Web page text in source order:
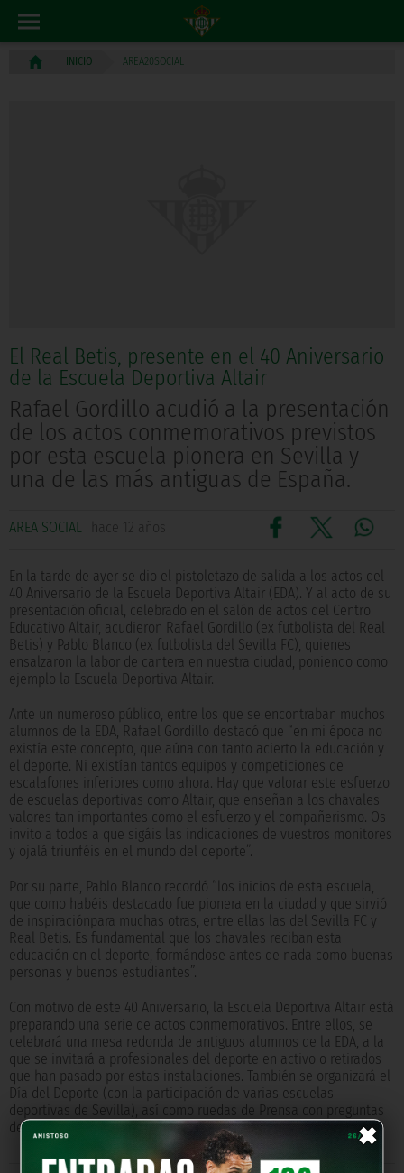
×
INICIO AREA20SOCIAL
El Real Betis, presente en el 40 Aniversario
de la Escuela Deportiva Altair
Rafael Gordillo acudió a la presentación
de los actos conmemorativos previstos
por esta escuela pionera en Sevilla y
una de las más antiguas de España.
AREA SOCIAL hace 12 años
En la tarde de ayer se dio el pistoletazo de salida a los actos del
40 Aniversario de la Escuela Deportiva Altair (EDA). Y al acto de su
presentación oficial, celebrado en el salón de actos del Centro
Educativo Altair, acudieron Rafael Gordillo (ex futbolista del Real
Betis) y Pablo Blanco (ex futbolista del Sevilla FC), quienes
ensalzaron la labor de cantera en nuestra ciudad, poniendo como
ejemplo la Escuela Deportiva Altair.
Ante un numeroso público, entre los que se encontraban muchos
alumnos de la EDA, Rafael Gordillo destacó que “en mi época no
existía este concepto, que aúna con tanto acierto la educación y
el deporte. Ni existían tantos equipos y competiciones de
escalafones inferiores como ahora. Hay que valorar este esfuerzo
de escuelas deportivas como Altair, que enseñan a los chavales
valores tan importantes como el esfuerzo y el compañerismo. Os
invito a todos a que sigáis las indicaciones de vuestros monitores
y ojalá triunféis en el mundo del deporte”.
Por su parte, Pablo Blanco recordó “los inicios de esta escuela,
que como habéis destacado fue pionera en la ciudad y que sirvió
de inspiraciónpara muchas otras, entre ellas las del Sevilla FC y
Real Betis. Es fundamental que los chavales reciban esta
educación en el deporte, formándose antes de nada como buenas
personas y buenos estudiantes”.
Con motivo de este 40 Aniversario, la Escuela Deportiva Altair está
preparando una serie de actos conmemorativos. Entre ellos, se
celebrará una mesa redonda de antiguos alumnos de la EDA, a la
que se invitará a profesionales del deporte en activo o retirados
que han pasado por estas instalaciones. También se organizará el
Día del Deporte (con la participación de varias escuelas
deportivas de Sevilla), así como ruedas de Prensa con preguntas
de alumnos a futbolistas actuales del Real Betis y el Sevilla FC.